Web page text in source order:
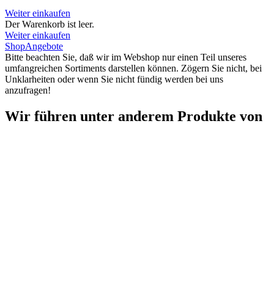
Weiter einkaufen
Der Warenkorb ist leer.
Weiter einkaufen
ShopAngebote
Bitte beachten Sie, daß wir im Webshop nur einen Teil unseres
umfangreichen Sortiments darstellen können. Zögern Sie nicht, bei
Unklarheiten oder wenn Sie nicht fündig werden bei uns
anzufragen!
Wir führen unter anderem Produkte von